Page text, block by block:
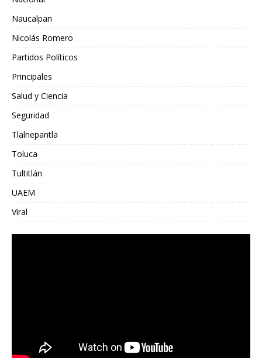
Naucalpan
Nicolás Romero
Partidos Políticos
Principales
Salud y Ciencia
Seguridad
Tlalnepantla
Toluca
Tultitlán
UAEM
Viral